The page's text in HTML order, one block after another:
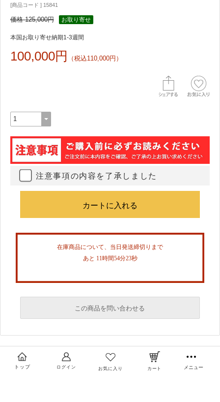
[商品コード ] 15841
価格 125,000円 お取り寄せ
本国お取り寄せ納期1-3週間
100,000円 （税込110,000円）
注意事項の内容を了承しました
在庫商品について、当日発送締切りまで
あと 11時間54分23秒
この商品を問い合わせる
トップ ログイン お気に入り カート メニュー